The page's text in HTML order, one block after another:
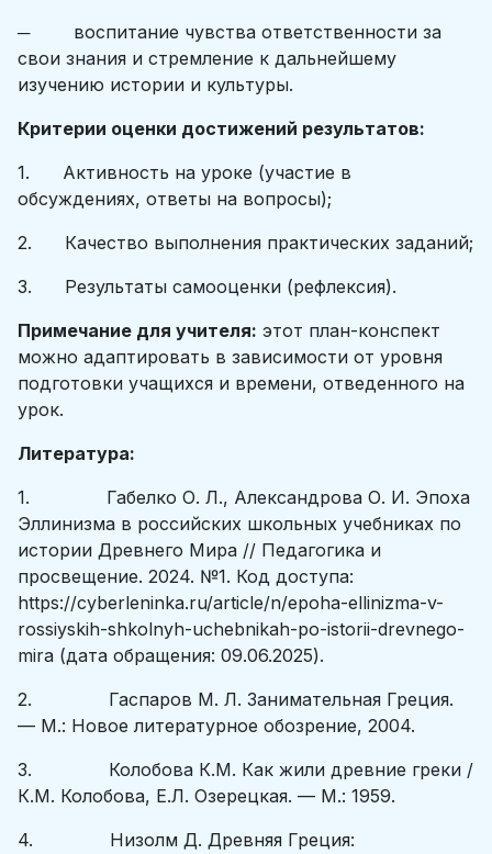
─ воспитание чувства ответственности за
свои знания и стремление к дальнейшему
изучению истории и культуры.
Критерии оценки достижений результатов:
1. Активность на уроке (участие в
обсуждениях, ответы на вопросы);
2. Качество выполнения практических заданий;
3. Результаты самооценки (рефлексия).
Примечание для учителя: этот план-конспект
можно адаптировать в зависимости от уровня
подготовки учащихся и времени, отведенного на
урок.
Литература:
1. Габелко О. Л., Александрова О. И. Эпоха
Эллинизма в российских школьных учебниках по
истории Древнего Мира // Педагогика и
просвещение. 2024. №1. Код доступа:
https://cyberleninka.ru/article/n/epoha-ellinizma-v-
rossiyskih-shkolnyh-uchebnikah-po-istorii-drevnego-
mira (дата обращения: 09.06.2025).
2. Гаспаров М. Л. Занимательная Греция.
— М.: Новое литературное обозрение, 2004.
3. Колобова К.М. Как жили древние греки /
К.М. Колобова, Е.Л. Озерецкая. — М.: 1959.
4. Низолм Д. Древняя Греция: